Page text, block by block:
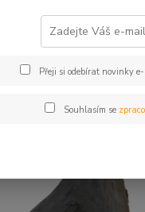
žalud
TOP produkt
Přeji si odebírat novinky
Souhlasím se